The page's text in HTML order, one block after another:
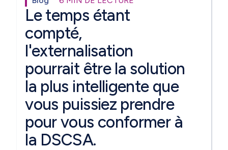
Le temps étant
compté,
l'externalisation
pourrait être la solution
la plus intelligente que
vous puissiez prendre
pour vous conformer à
la DSCSA.